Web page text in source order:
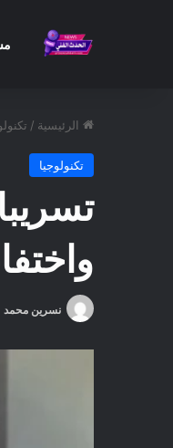
الرئيسية /
تكنولوجيا
نسرين محمد